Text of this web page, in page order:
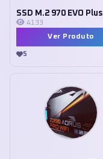
SSD M.2 970 EVO Plus
4133
Ver Produto
5